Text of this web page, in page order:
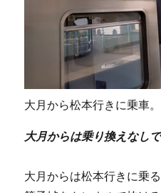
大月から松本行きに乗車
大月からは乗り換えなし
大月からは松本行きに乗る